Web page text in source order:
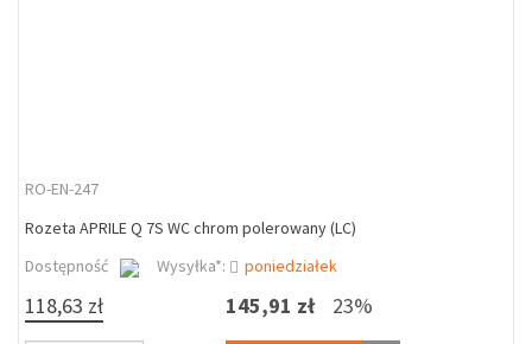
RO-EN-247
Rozeta APRILE Q 7S WC chrom polerowany (LC)
Dostępność
Wysyłka*: poniedziałek
118,63 zł 145,91 zł 23%